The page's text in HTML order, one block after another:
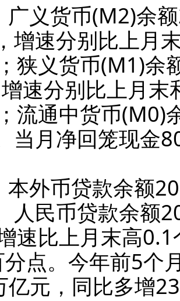
广义货币(M2)余
增速分别比上月
狭义货币(M1)余
速分别比上月
流通中货币(M0)
当月净回笼现金
本外币贷款余额
人民币贷款余额
速比上月末高
点。今年前5个
亿元，同比多增